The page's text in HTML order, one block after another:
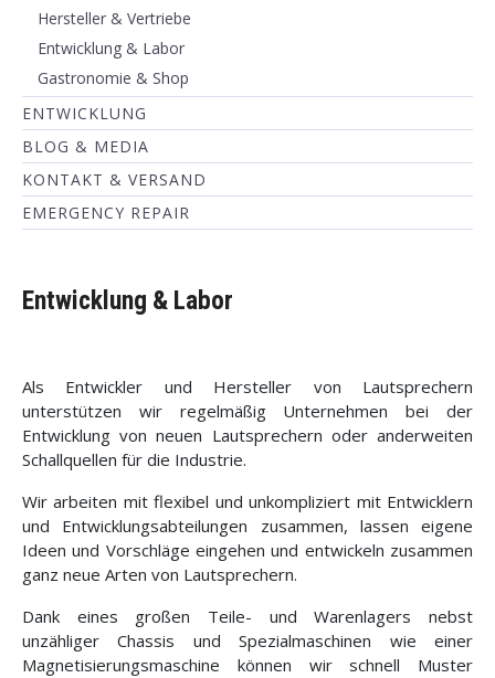
Hersteller & Vertriebe
Entwicklung & Labor
Gastronomie & Shop
ENTWICKLUNG
BLOG & MEDIA
KONTAKT & VERSAND
EMERGENCY REPAIR
Entwicklung & Labor
Als Entwickler und Hersteller von Lautsprechern
unterstützen wir regelmäßig Unternehmen bei der
Entwicklung von neuen Lautsprechern oder anderweiten
Schallquellen für die Industrie.
Wir arbeiten mit flexibel und unkompliziert mit Entwicklern
und Entwicklungsabteilungen zusammen, lassen eigene
Ideen und Vorschläge eingehen und entwickeln zusammen
ganz neue Arten von Lautsprechern.
Dank eines großen Teile- und Warenlagers nebst
unzähliger Chassis und Spezialmaschinen wie einer
Magnetisierungsmaschine können wir schnell Muster